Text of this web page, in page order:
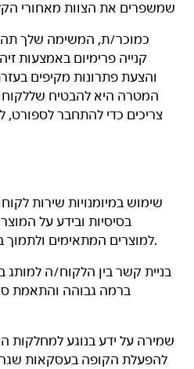
שמשפרים את הצוות מאחורי
כמוכר/ת, המשימה שלך
קנייה פרימיום באמצעות
והצעת פתרונות מקיפים
צריכים כדי להתחבר
שימוש במיומנויות שירות
בסיסיות ובידע על
למוצרים המתאימים ולתמוך בהשגת יעדי המכירה.
בניית קשר בין הלקוח/ה למותג
ברמה גבוהה והתאמת
שמירה על ידע בנוגע למחלקות
להפעלת הקופה בעסקאות